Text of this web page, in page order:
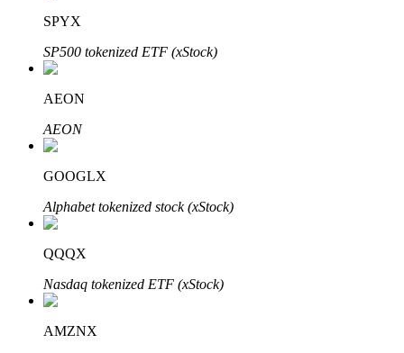
學習理財
了解如何賺取穩定收入
Bitrue AI
SPYX
SP500 tokenized ETF (xStock)
AEON
AEON
GOOGLX
Alphabet tokenized stock (xStock)
QQQX
Nasdaq tokenized ETF (xStock)
AMZNX